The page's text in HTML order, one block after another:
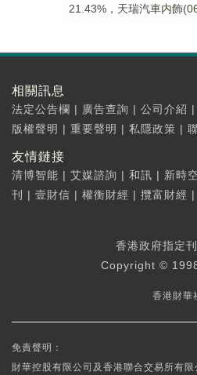
21.43%，天瑞汽車内飾
相關訊息
法定公告欄 | 廣告查詢 | 公司介紹 |
版權聲明 | 重要聲明 | 私隱政策 |
友情鏈接
清博智能 | 艾媒諮詢 | 和訊 | 新時
刊
| 壹財信 | 權衡財經 | 攬富財經 |
香港政府指定
Copyright ©
香港財華
免責聲明：
財華控股有限公司及香港聯合交易所有